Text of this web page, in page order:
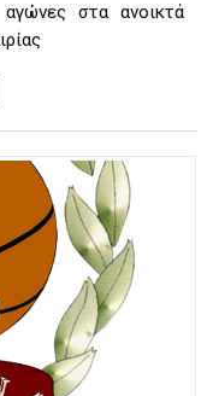
στα ανοικτά